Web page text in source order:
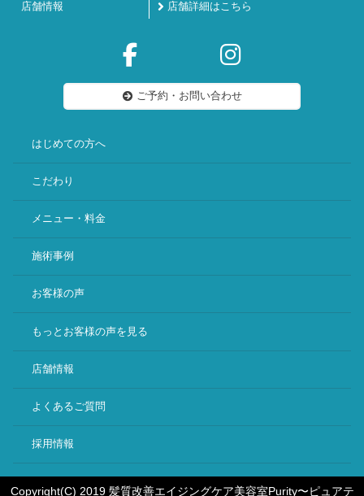
店舗情報 店舗詳細はこちら
ご予約・お問い合わせ
はじめての方へ
こだわり
メニュー・料金
施術事例
お客様の声
もっとお客様の声を見る
店舗情報
よくあるご質問
採用情報
Copyright(C) 2019 髪質改善エイジングケア美容室Purity〜ピュアテ